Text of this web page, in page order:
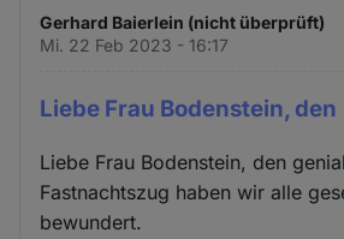
Gerhard Baierlein (nicht überprüft)
Mi. 22 Feb 2023 - 16:17
Liebe Frau Bodenstein, den
Liebe Frau Bodenstein, den
Fastnachtszug haben wir alle
bewundert.